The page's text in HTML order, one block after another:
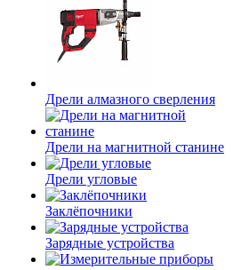
Дрели алмазного сверления
Дрели на магнитной станине
Дрели угловые
Заклёпочники
Зарядные устройства